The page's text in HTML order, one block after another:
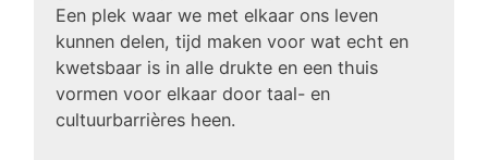
Een plek waar we met elkaar ons leven
kunnen delen, tijd maken voor wat echt en
kwetsbaar is in alle drukte en een thuis
vormen voor elkaar door taal- en
cultuurbarrières heen.